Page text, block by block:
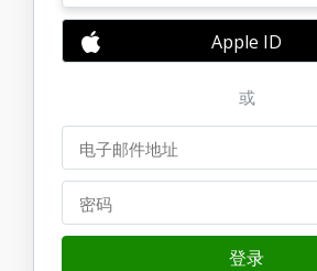
Apple ID
或
登录